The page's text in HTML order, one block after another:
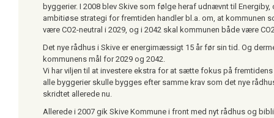
byggerier. I 2008 blev Skive som følge heraf udnævnt til Energiby,
ambitiøse strategi for fremtiden handler bl.a. om, at kommunen
være CO2-neutral i 2029, og i 2042 skal kommunen både være
Det nye rådhus i Skive er energimæssigt 15 år før sin tid. Og
kommunens mål for 2029 og 2042.
Vi har viljen til at investere ekstra for at sætte fokus på fremtidens
alle byggerier skulle bygges efter samme krav som det nye
skridtet allerede nu.
Allerede i 2007 gik Skive Kommune i front med nyt rådhus og